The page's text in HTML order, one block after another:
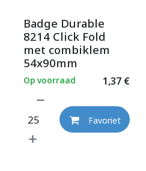
Badge Durable
8214 Click Fold
met combiklem
54x90mm
1,37€
Op voorraad
Favoriet